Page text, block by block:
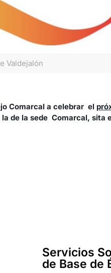
Valdejalón
Comarcal a celebrar el
de la sede Comarcal, sita
Servicios
de Base de